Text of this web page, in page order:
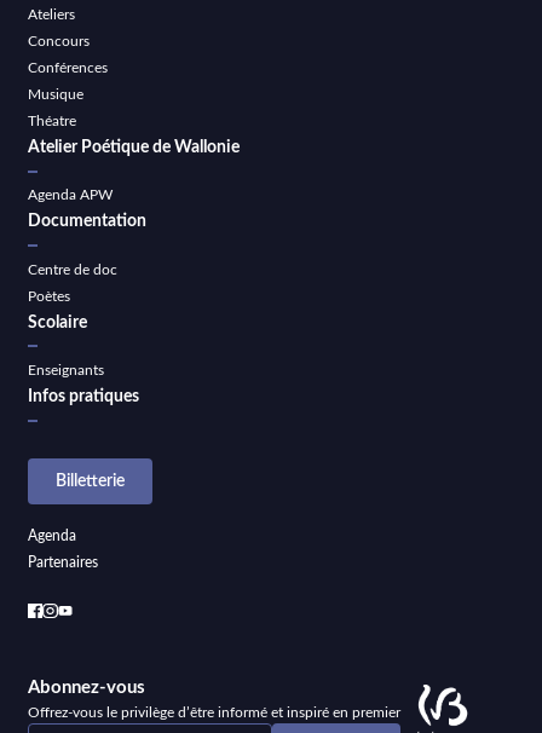
Ateliers
Concours
Conférences
Musique
Théatre
Atelier Poétique de Wallonie
Agenda APW
Documentation
Centre de doc
Poètes
Scolaire
Enseignants
Infos pratiques
Billetterie
Agenda
Partenaires
Abonnez-vous
Offrez-vous le privilège d’être informé et inspiré en premier